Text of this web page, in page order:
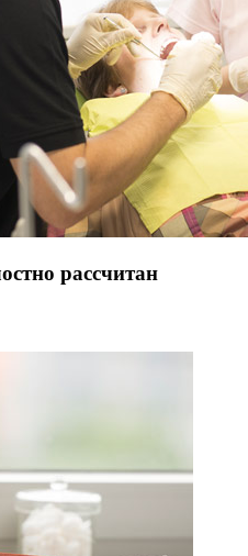
рассчитан